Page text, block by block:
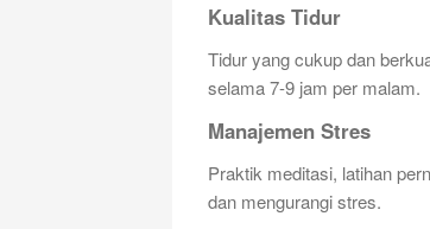
Kualitas Tidur
Tidur yang cukup dan
selama 7-9 jam per malam.
Manajemen Stres
Praktik meditasi, latihan
dan mengurangi stres.